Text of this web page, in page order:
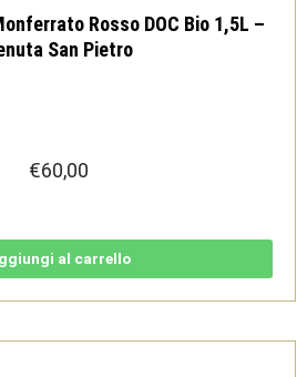
Rosso DOC Bio 1,5L –
San Pietro
€60,00
al carrello